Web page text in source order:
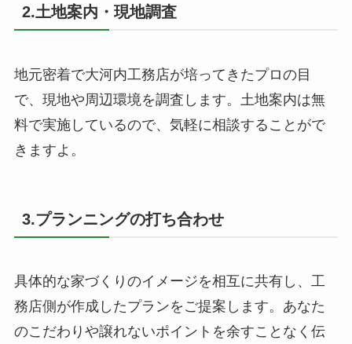
2.土地案内・現地調査
地元密着で大河内工務店が培ってきたプロの目
で、現地や周辺環境を調査します。土地案内は無
料で実施しているので、気軽に相談することがで
きますよ。
3.プランニングの打ち合わせ
具体的な家づくりのイメージを相互に共有し、工
務店側が作成したプランをご提案します。あなた
のこだわりや譲れないポイントを余すことなく伝